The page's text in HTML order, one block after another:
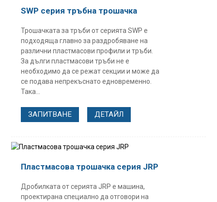
SWP серия тръбна трошачка
Трошачката за тръби от серията SWP е
подходяща главно за раздробяване на
различни пластмасови профили и тръби.
За дълги пластмасови тръби не е
необходимо да се режат секции и може да
се подава непрекъснато едновременно.
Така...
ЗАПИТВАНЕ ДЕТАЙЛ
Пластмасова трошачка серия JRP
Дробилката от серията JRP е машина,
проектирана специално да отговори на